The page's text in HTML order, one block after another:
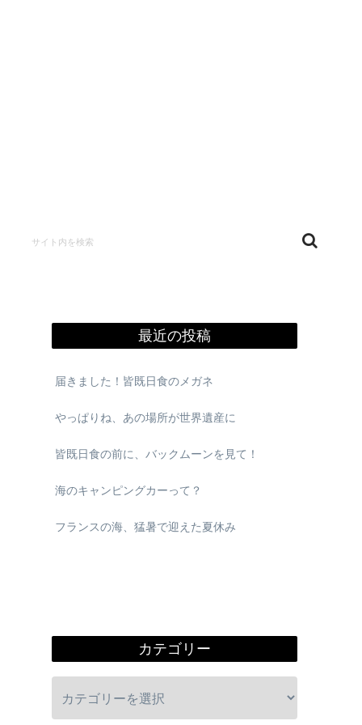
最近の投稿
届きました！皆既日食のメガネ
やっぱりね、あの場所が世界遺産に
皆既日食の前に、バックムーンを見て！
海のキャンピングカーって？
フランスの海、猛暑で迎えた夏休み
カテゴリー